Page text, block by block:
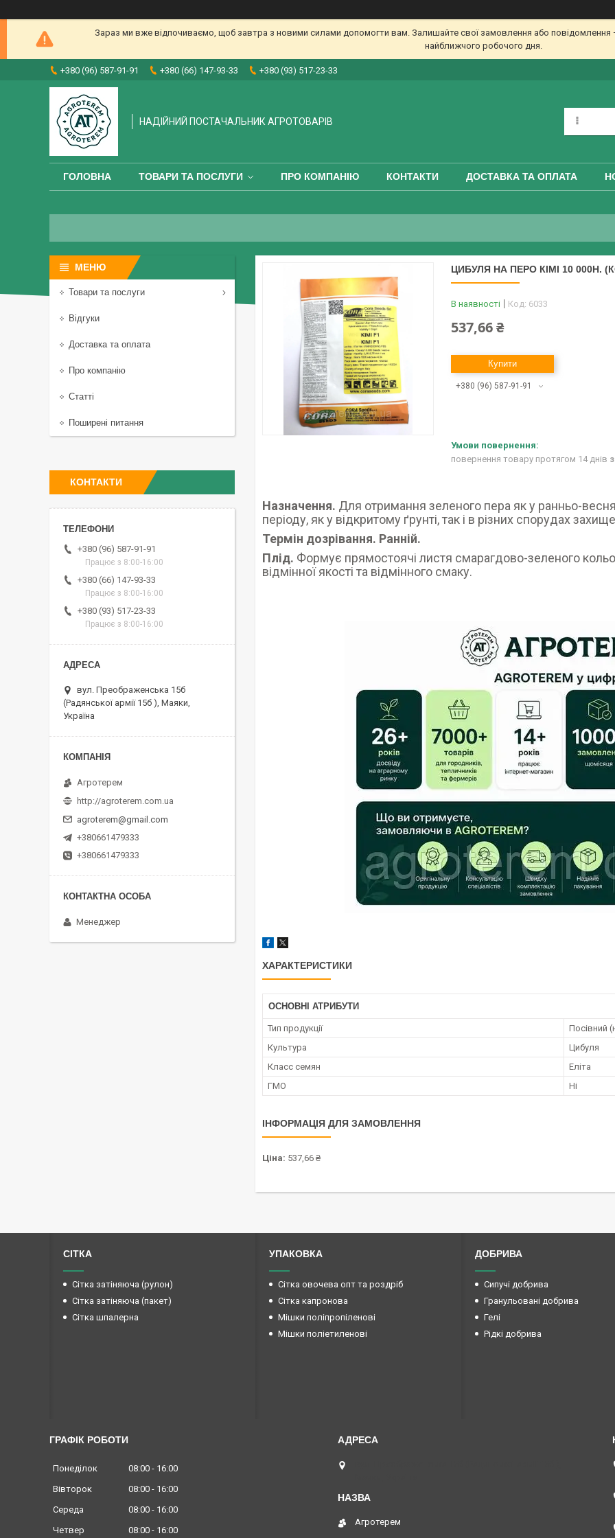
Зараз ми вже відпочиваємо, щоб завтра з новими силами допомогти вам. Залишайте свої замовлення або
найближчого робочого дня.
+380 (96) 587-91-91 +380 (66) 147-93-33 +380 (93) 517-23-33
НАДІЙНИЙ ПОСТАЧАЛЬНИК АГРОТОВАРІВ
ГОЛОВНА ТОВАРИ ТА ПОСЛУГИ ПРО КОМПАНІЮ КОНТАКТИ ДОСТАВКА ТА ОПЛАТА
ЦИБУЛЯ НА ПЕРО КІМІ 10 000Н.
В наявності Код: 6033
537,66 ₴
Купити
+380 (96) 587-91-91
повернення товару протягом 14 днів
Назначення. Для отримання зеленого пера як у ранньо-
періоду, як у відкритому ґрунті, так і в різних спорудах
Термін дозрівання. Ранній.
Плід. Формує прямостоячі листя смарагдово-зеленого
відмінної якості та відмінного смаку.
ХАРАКТЕРИСТИКИ
ОСНОВНІ АТРИБУТИ
Тип продукції
Посівний
Культура
Цибуля
Класс семян
Еліта
ГМО
Ні
ІНФОРМАЦІЯ ДЛЯ ЗАМОВЛЕННЯ
Ціна: 537,66 ₴
Товари та послуги
Відгуки
Доставка та оплата
Про компанію
Статті
Поширені питання
КОНТАКТИ
+380 (96) 587-91-91
Працює з 8:00-16:00
+380 (66) 147-93-33
Працює з 8:00-16:00
+380 (93) 517-23-33
Працює з 8:00-16:00
вул. Преображенська 15б
(Радянської армії 15б ), Маяки,
Україна
Агротерем
http://agroterem.com.ua
agroterem@gmail.com
+380661479333
+380661479333
Менеджер
СІТКА
Сітка затіняюча (рулон)
Сітка затіняюча (пакет)
Сітка шпалерна
УПАКОВКА
Сітка овочева опт та роздріб
Сітка капронова
Мішки поліпропіленові
Мішки поліетиленові
ДОБРИВА
Сипучі добрива
Гранульовані добрива
Гелі
Рідкі добрива
ГРАФІК РОБОТИ
Понеділок 08:00
16:00
Вівторок
08:00
16:00
Середа
08:00
16:00
Четвер
08:00 16:00
Агротерем